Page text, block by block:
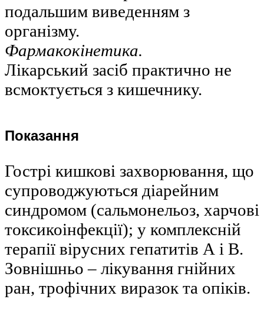
подальшим виведенням з
організму.
Фармакокінетика.
Лікарський засіб практично не
всмоктується з кишечнику.
Показання
Гострі кишкові захворювання, що
супроводжуються діарейним
синдромом (сальмонельоз, харчові
токсикоінфекції); у комплексній
терапії вірусних гепатитів А і В.
Зовнішньо – лікування гнійних
ран, трофічних виразок та опіків.